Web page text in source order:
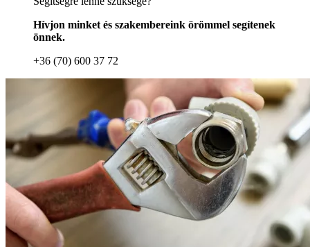
Hívjon minket és szakembereink örömmel segítenek
önnek.
+36 (70) 600 37 72